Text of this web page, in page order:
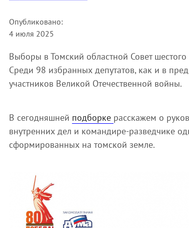
Опубликовано:
4 июля 2025
Выборы в Томский областной Совет
Среди 98 избранных депутатов, как и в
участников Великой Отечественной войны.
В сегодняшней подборке расскажем о
внутренних дел и командире-разведчике
сформированных на томской земле.